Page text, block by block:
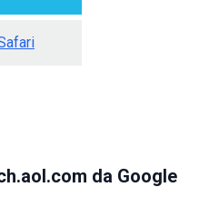
da Google